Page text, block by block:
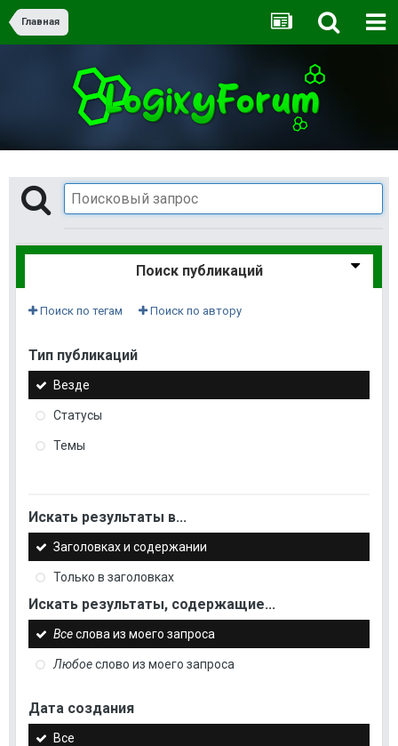
Главная
Поиск публикаций
Поиск по тегам Поиск по автору
Тип публикаций
Везде
Статусы
Темы
Искать результаты в...
Заголовках и содержании
Только в заголовках
Искать результаты, содержащие...
Всеслова из моего запроса
Любоеслово из моего запроса
Дата создания
Все